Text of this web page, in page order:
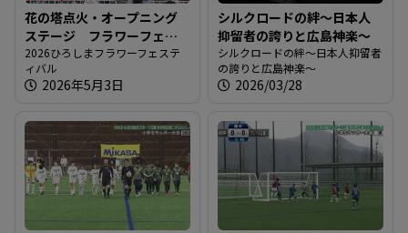
花の塔点火・オープニング
ステージ フラワーフェス
ティバル2026
2026ひろしまフラワーフェステ
ィバル
2026年5月3日
シルクロードの絆～日本人
抑留者の誇りと広島神楽～
シルクロードの絆～日本人抑留者
の誇りと広島神楽～
2026/03/28